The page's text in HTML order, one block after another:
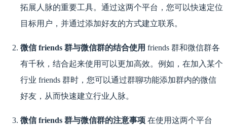
拓展人脉的重要工具。通过这两个平台，您可以快速定位
目标用户，并通过添加好友的方式建立联系。
微信 friends 群与微信群的结合使用 friends 群和微信群各
有千秋，结合起来使用可以更加高效。例如，在加入某个
行业 friends 群时，您可以通过群聊功能添加群内的微信
好友，从而快速建立行业人脉。
微信 friends 群与微信群的注意事项 在使用这两个平台